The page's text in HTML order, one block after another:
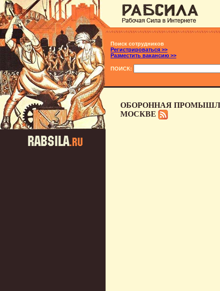
Поиск сотрудников
Регистрироваться >>
Разместить вакансию >>
ПОИСК:
ОБОРОННАЯ
МОСКВЕ